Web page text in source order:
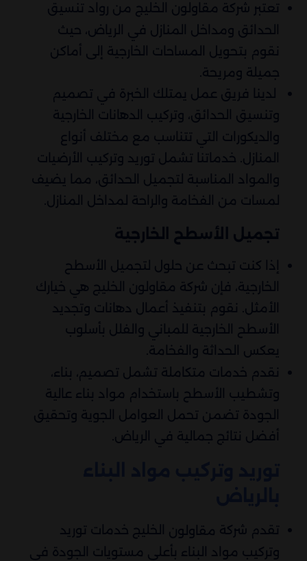
تعتبر شركة مقاولون الخليج من رواد تنسيق
الحدائق ومداخل المنازل في الرياض، حيث
نقوم بتحويل المساحات الخارجية إلى أماكن
جميلة ومريحة.
لدينا فريق عمل يمتلك الخبرة في تصميم
وتنسيق الحدائق، وتركيب الدهانات الخارجية
والديكورات التي تتناسب مع مختلف أنواع
المنازل. خدماتنا تشمل توريد وتركيب الأرضيات
والمواد المناسبة لتجميل الحدائق، مما يضيف
لمسات من الفخامة والراحة لمداخل المنازل.
تجميل الأسطح الخارجية
إذا كنت تبحث عن حلول لتجميل الأسطح
الخارجية، فإن شركة مقاولون الخليج هي خيارك
الأمثل. نقوم بتنفيذ أعمال دهانات وتجديد
الأسطح الخارجية للمباني والفلل بأسلوب
يعكس الحداثة والفخامة.
نقدم خدمات متكاملة تشمل تصميم، بناء،
وتشطيب الأسطح باستخدام مواد بناء عالية
الجودة تضمن تحمل العوامل الجوية وتحقيق
أفضل نتائج جمالية في الرياض.
تقدم شركة مقاولون الخليج خدمات توريد
وتركيب مواد البناء بأعلى مستويات الجودة في